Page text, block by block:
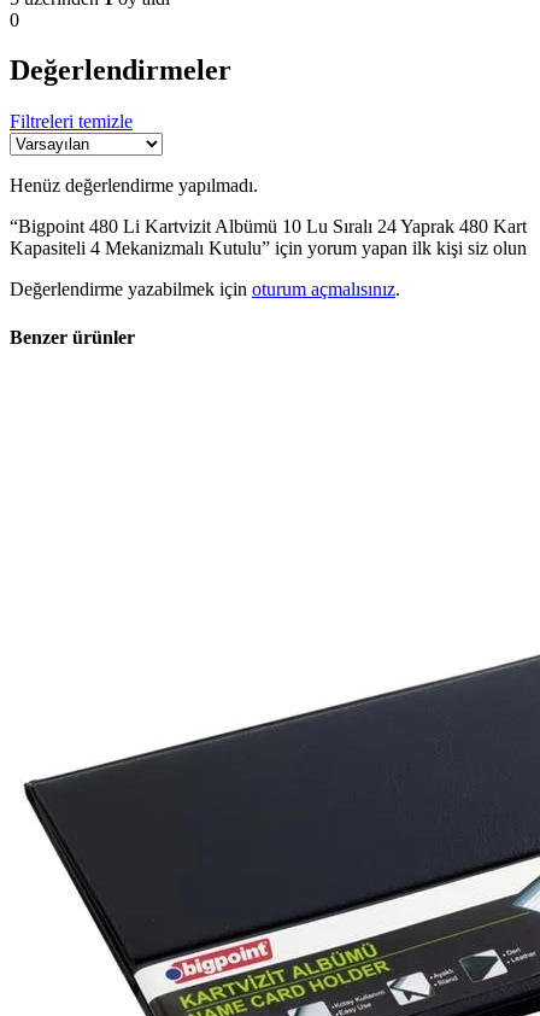
0
Değerlendirmeler
Filtreleri temizle
Henüz değerlendirme yapılmadı.
“Bigpoint 480 Li Kartvizit Albümü 10 Lu Sıralı 24 Yaprak 480 Kart
Kapasiteli 4 Mekanizmalı Kutulu” için yorum yapan ilk kişi siz olun
Değerlendirme yazabilmek için oturum açmalısınız.
Benzer ürünler